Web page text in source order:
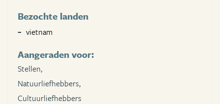
Bezochte landen
vietnam
Aangeraden voor:
Stellen,
Natuurliefhebbers,
Cultuurliefhebbers